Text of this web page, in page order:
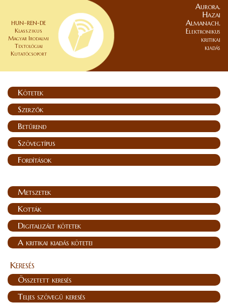
HUN–REN-DE
Klasszikus
Magyar Irodalmi
Textológiai
Kutatócsoport
Aurora.
Hazai
Almanach.
Elektronikus
kritikai
kiadás
Kötetek
Szerzők
Betűrend
Szövegtípus
Fordítások
Metszetek
Kották
Digitalizált kötetek
A kritikai kiadás kötetei
Keresés
Összetett keresés
Teljes szövegű keresés